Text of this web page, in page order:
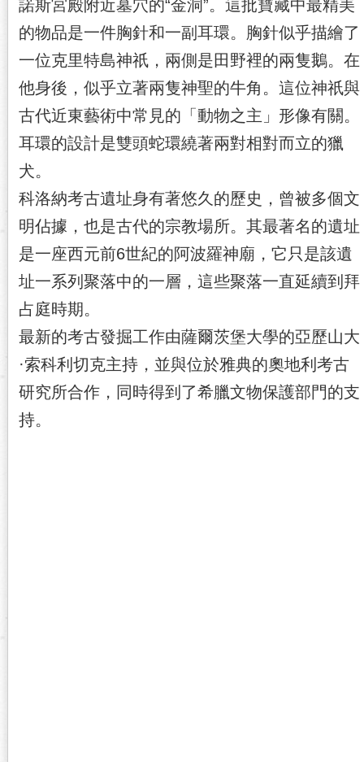
諾斯宮殿附近墓穴的“金洞”。這批寶藏中最精美
的物品是一件胸針和一副耳環。胸針似乎描繪了
一位克里特島神祇，兩側是田野裡的兩隻鵝。在
他身後，似乎立著兩隻神聖的牛角。這位神祇與
古代近東藝術中常見的「動物之主」形像有關。
耳環的設計是雙頭蛇環繞著兩對相對而立的獵
犬。
科洛納考古遺址身有著悠久的歷史，曾被多個文
明佔據，也是古代的宗教場所。其最著名的遺址
是一座西元前6世紀的阿波羅神廟，它只是該遺
址一系列聚落中的一層，這些聚落一直延續到拜
占庭時期。
最新的考古發掘工作由薩爾茨堡大學的亞歷山大
·索科利切克主持，並與位於雅典的奧地利考古
研究所合作，同時得到了希臘文物保護部門的支
持。